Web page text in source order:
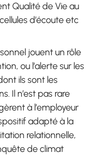
Qualité de Vie au
d’écoute etc
jouent un rôle
ou l’alerte sur les
ils sont les
Il n’est pas rare
à l’employeur
adapté à la
relationnelle,
de climat